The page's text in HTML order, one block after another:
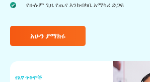
የሁሉም ጊዜ የጤና እንክብካቤ አማካሪ ድጋፍ
አሁን ያማክሩ
የእኛ ጥቅሞች